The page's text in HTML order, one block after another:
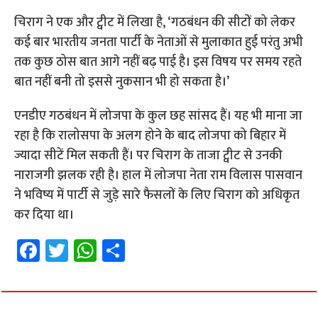
चिराग ने एक और ट्वीट में लिखा है, ‘गठबंधन की सीटों को लेकर
कई बार भारतीय जनता पार्टी के नेताओं से मुलाकात हुई परंतु अभी
तक कुछ ठोस बात आगे नहीं बढ़ पाई है। इस विषय पर समय रहते
बात नहीं बनी तो इससे नुकसान भी हो सकता है।’
एनडीए गठबंधन में लोजपा के कुल छह सांसद हैं। यह भी माना जा
रहा है कि रालोसपा के अलग होने के बाद लोजपा को बिहार में
ज्यादा सीटें मिल सकती हैं। पर चिराग के ताजा ट्वीट से उनकी
नाराजगी झलक रही है। हाल में लोजपा नेता राम विलास पासवान
ने भविष्य में पार्टी से जुड़े सारे फैसलों के लिए चिराग को अधिकृत
कर दिया था।
Fa
ce
b
T
wi
tt
W
h
at ar